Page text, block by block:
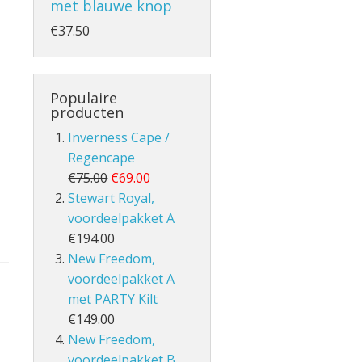
en Volle Kilt
met blauwe knop
€37.50
Populaire
producten
Inverness Cape /
Regencape
€75.00 €69.00
Stewart Royal,
voordeelpakket A
€194.00
New Freedom,
voordeelpakket A
met PARTY Kilt
€149.00
New Freedom,